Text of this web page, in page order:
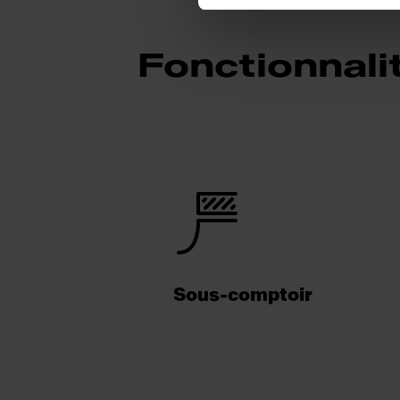
Sous-comptoir